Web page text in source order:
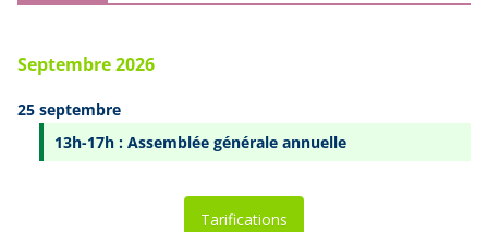
Septembre 2026
25 septembre
13h-17h : Assemblée générale annuelle
Tarifications